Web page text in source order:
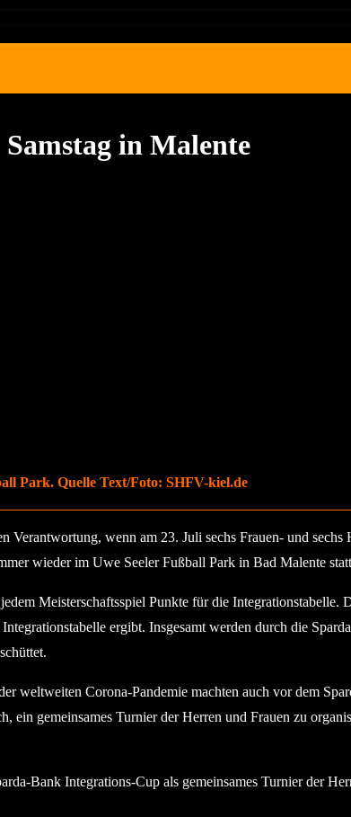
in Malente
Park. Quelle Text/Foto: SHFV-kiel.de
Verantwortung, wenn am 23. Juli sechs Frauen- und
wieder im Uwe Seeler Fußball Park in Bad Malente
Meisterschaftsspiel Punkte für die
ergibt. Insgesamt werden durch die
weltweiten Corona-Pandemie machten auch vor dem
ein gemeinsames Turnier der Herren und Frauen zu
Bank Integrations-Cup als gemeinsames Turnier der